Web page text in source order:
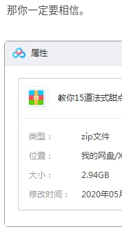
那你一定要相信。